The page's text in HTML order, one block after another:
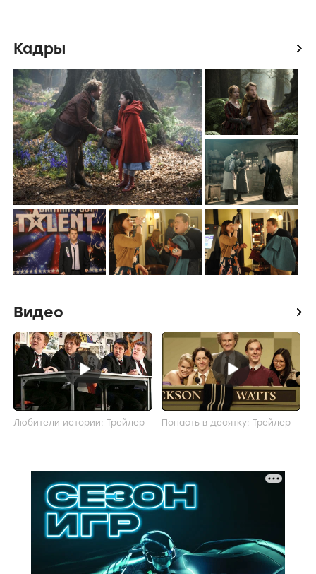
Кадры icon
Видео icon
Любители истории: Трейлер Попасть в десятку: Трейлер